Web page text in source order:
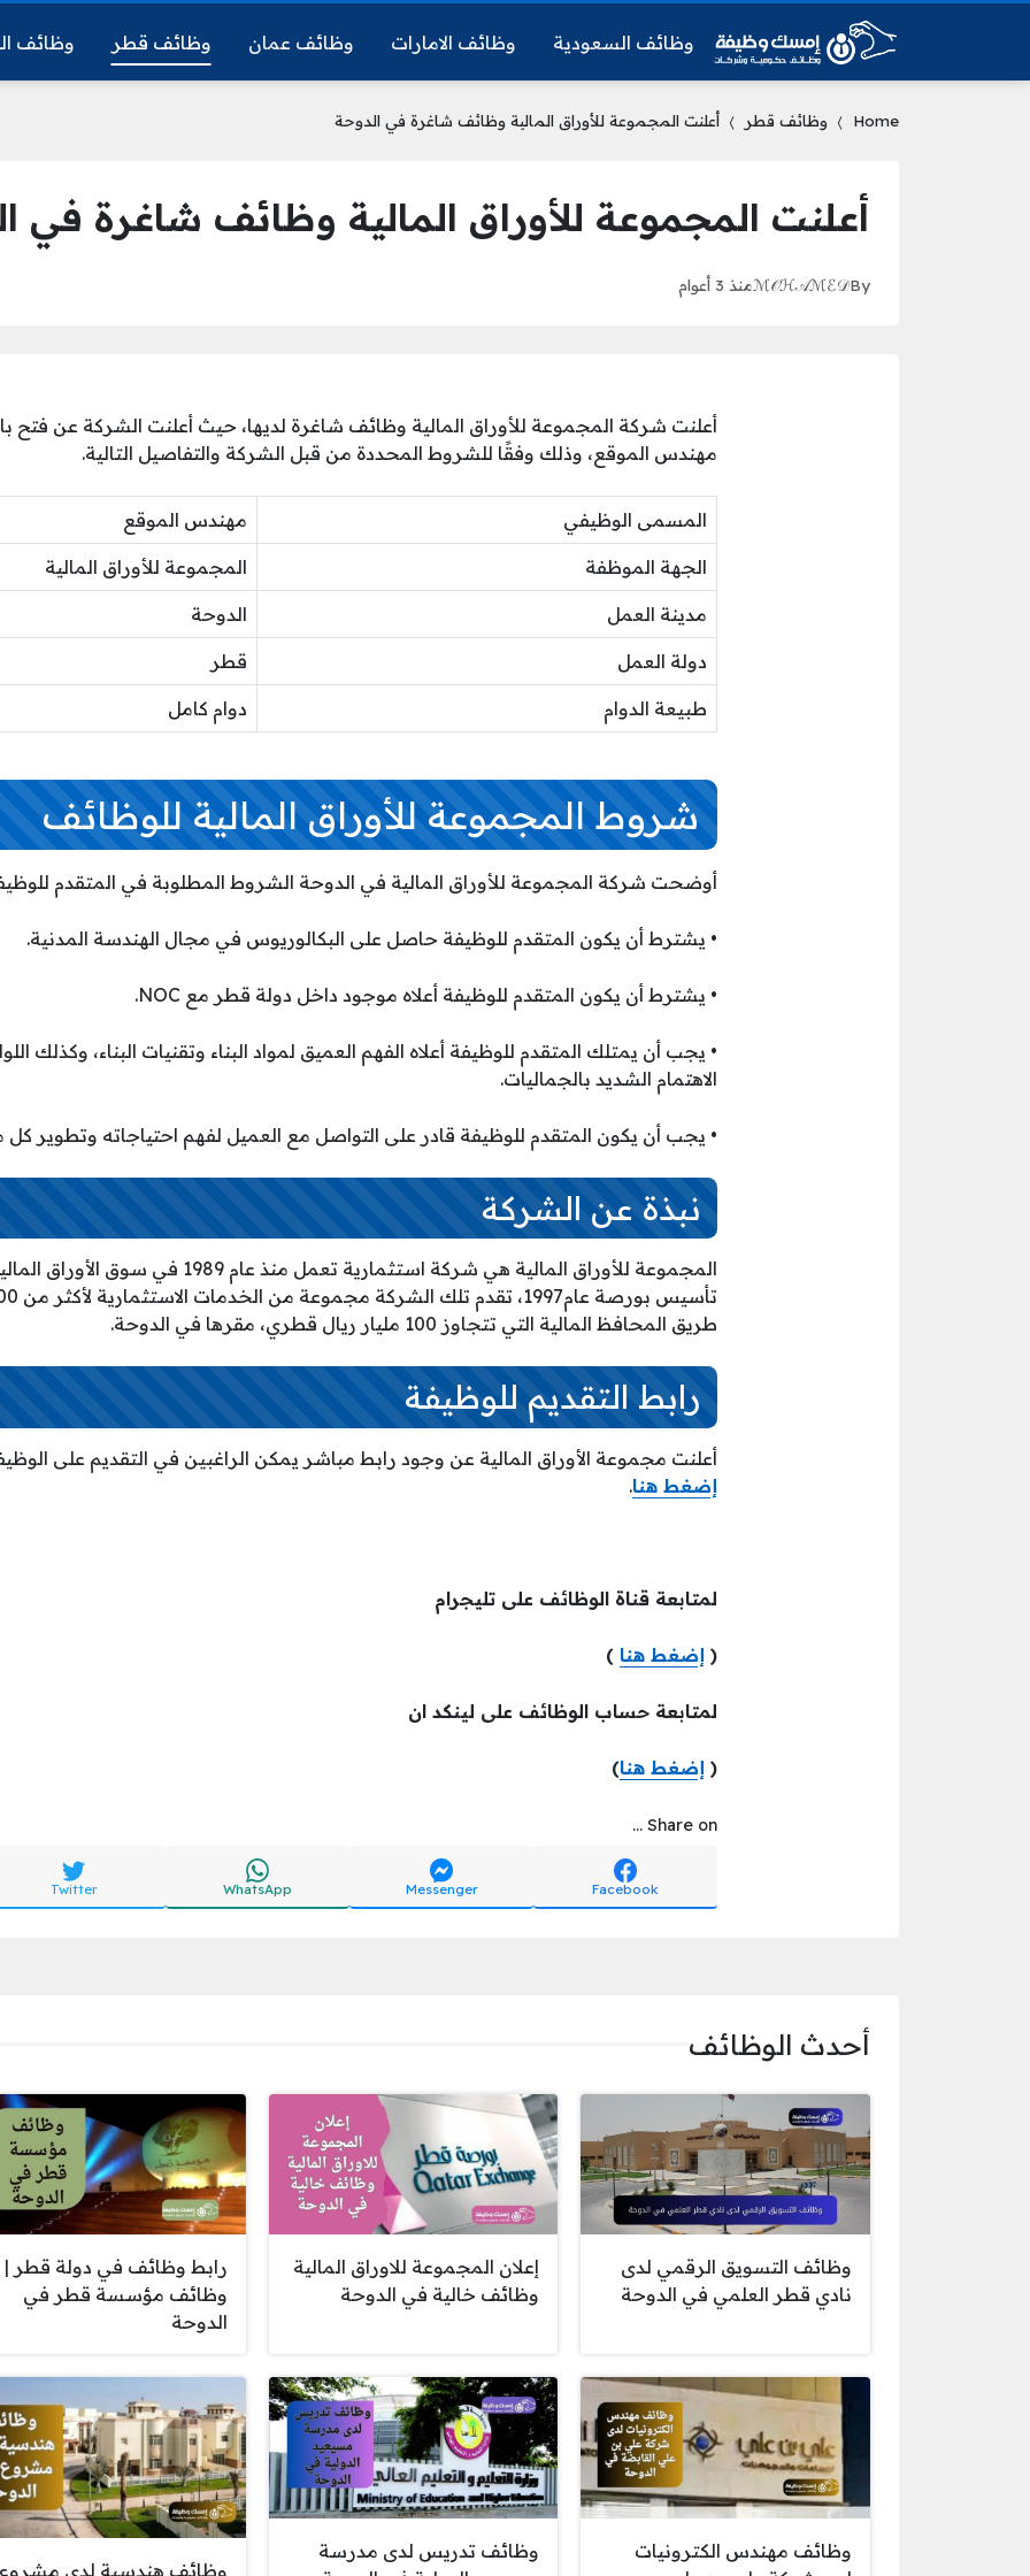
وظائف السعودية وظائف الامارات وظائف عمان وظائف قطر وظائف
Home وظائف قطر أعلنت المجموعة للأوراق المالية وظائف شاغرة في الدوحة
أعلنت المجموعة للأوراق المالية وظائف شاغرة في
By
ℳ𝒪ℋ𝒜ℳℰ𝒟منذ 3 أعوام
أعلنت شركة المجموعة للأوراق المالية وظائف شاغرة لديها، حيث أعلنت الشركة عن
مهندس الموقع، وذلك وفقًا للشروط المحددة من قبل الشركة والتفاصيل التالية.
المسمى الوظيفي مهندس الموقع
الجهة الموظفة المجموعة للأوراق المالية
مدينة العمل الدوحة
دولة العمل قطر
طبيعة الدوام دوام كامل
شروط المجموعة للأوراق المالية للوظائف
أوضحت شركة المجموعة للأوراق المالية في الدوحة الشروط المطلوبة في المتقدم
• يشترط أن يكون المتقدم للوظيفة حاصل على البكالوريوس في مجال الهندسة المدنية.
• يشترط أن يكون المتقدم للوظيفة أعلاه موجود داخل دولة قطر مع NOC.
• يجب أن يمتلك المتقدم للوظيفة أعلاه الفهم العميق لمواد البناء وتقنيات البناء، وكذلك
الاهتمام الشديد بالجماليات.
• يجب أن يكون المتقدم للوظيفة قادر على التواصل مع العميل لفهم احتياجاته وتطوير كل
نبذة عن الشركة
المجموعة للأوراق المالية هي شركة استثمارية
طريق المحافظ المالية التي تتجاوز 100 مليار ريال قطري، مقرها في الدوحة.
رابط التقديم للوظيفة
أعلنت مجموعة الأوراق المالية عن وجود رابط مباشر يمكن الراغبين في التقديم على
إضغط هنا.
لمتابعة قناة الوظائف على تليجرام
( إضغط هنا )
لمتابعة حساب الوظائف على لينكد ان
( إضغط هنا)
Share on ...
Facebook
Messenger
WhatsApp
Twitter
أحدث الوظائف
وظائف التسويق الرقمي لدى
نادي قطر العلمي في الدوحة
إعلان المجموعة للاوراق المالية
وظائف خالية في الدوحة
رابط وظائف في دولة قطر |
وظائف مؤسسة قطر في
الدوحة
وظائف مهندس الكترونيات
وظائف تدريس لدى مدرسة
وظائف هندسية لدى